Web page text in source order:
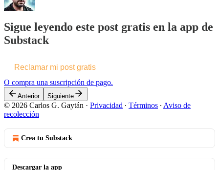
Sigue leyendo este post gratis en la app de
Substack
Reclamar mi post gratis
O compra una suscripción de pago.
Anterior Siguiente
© 2026 Carlos G. Gaytán · Privacidad ∙ Términos ∙ Aviso de
recolección
Crea tu Substack
Descargar la app